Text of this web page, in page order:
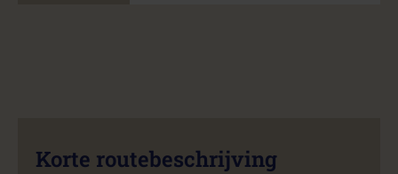
Korte routebeschrijving